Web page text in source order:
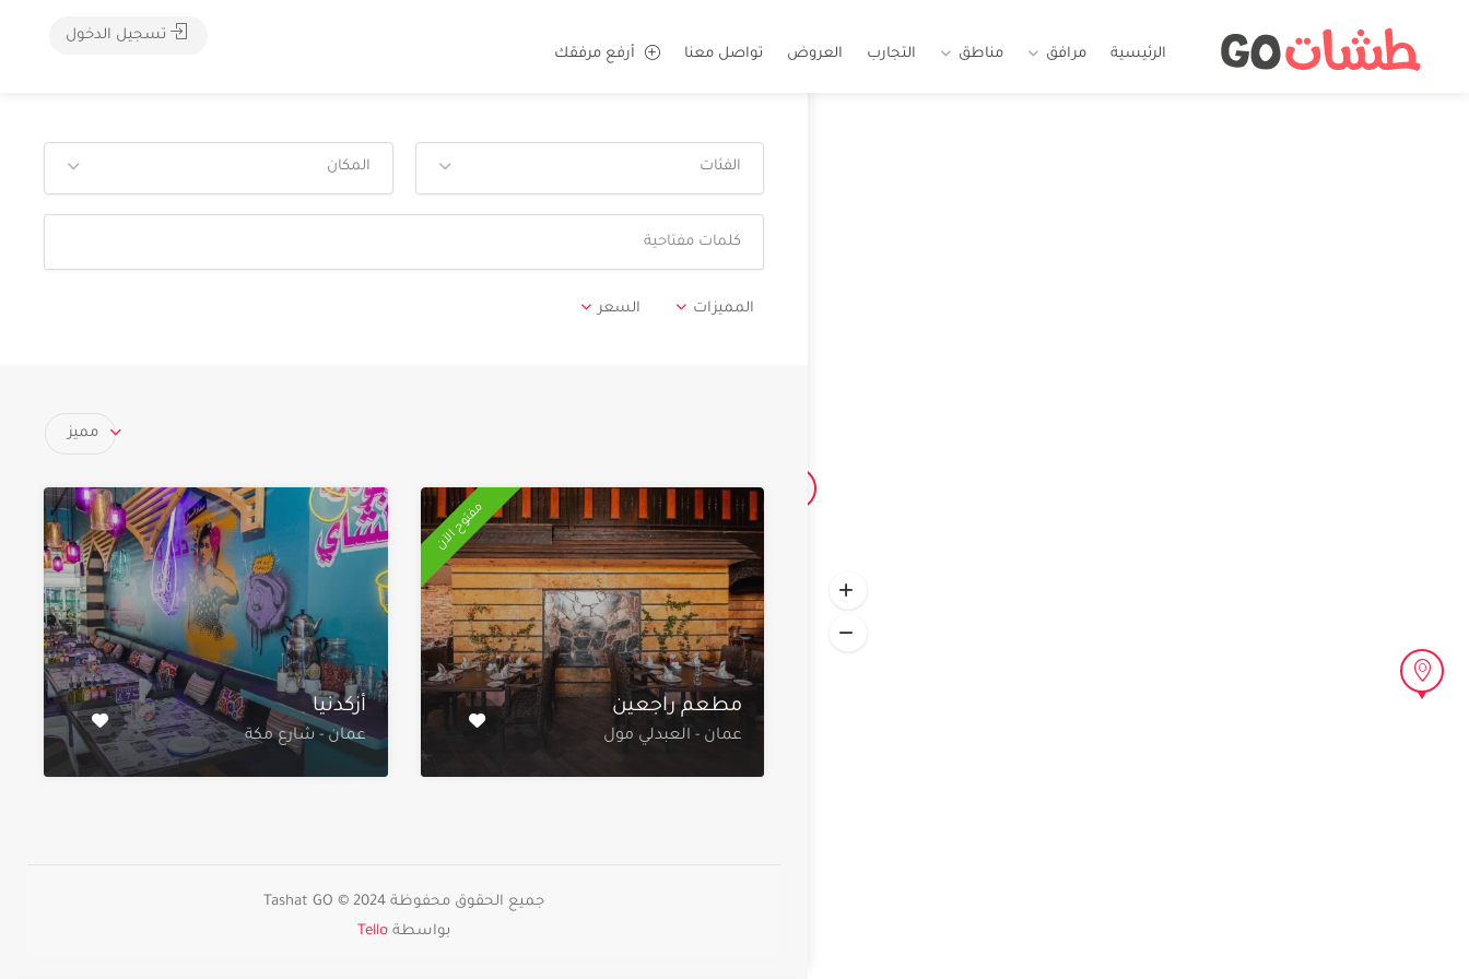
الرئيسية مرافق مناطق التجارب العروض تواصل معنا أرفع مرفقك
تسجيل الدخول
الفئات المكان
المميزات السعر
مميز
مفتوح الآن
مطعم راجعين
عمان - العبدلي مول
أزكدنيا
عمان - شارع مكة
جميع الحقوق محفوظة 2024 © Tashat GO
بواسطة Tello